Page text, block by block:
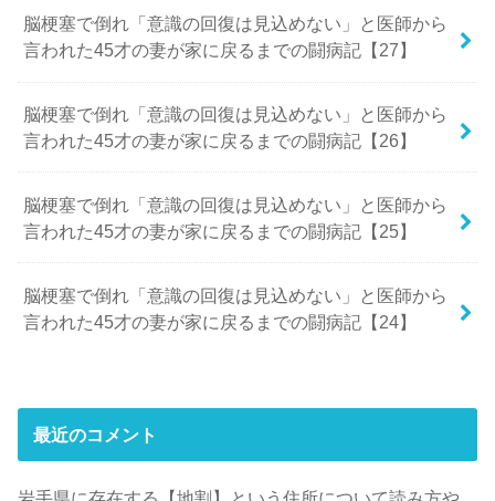
脳梗塞で倒れ「意識の回復は見込めない」と医師から
言われた45才の妻が家に戻るまでの闘病記【27】
脳梗塞で倒れ「意識の回復は見込めない」と医師から
言われた45才の妻が家に戻るまでの闘病記【26】
脳梗塞で倒れ「意識の回復は見込めない」と医師から
言われた45才の妻が家に戻るまでの闘病記【25】
脳梗塞で倒れ「意識の回復は見込めない」と医師から
言われた45才の妻が家に戻るまでの闘病記【24】
最近のコメント